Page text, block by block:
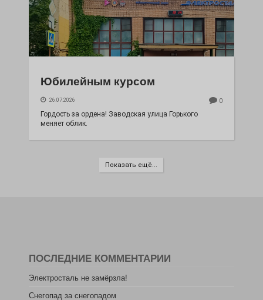
Юбилейным курсом
26.07.2026 0
Гордость за ордена! Заводская улица Горького
меняет облик.
Показать ещё...
ПОСЛЕДНИЕ КОММЕНТАРИИ
Электросталь не замёрзла!
Снегопад за снегопадом